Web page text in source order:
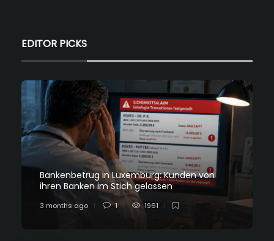
EDITOR PICKS
Bankenbetrug in Luxemburg: Kunden von
ihren Banken im Stich gelassen
3 months ago 1 1961